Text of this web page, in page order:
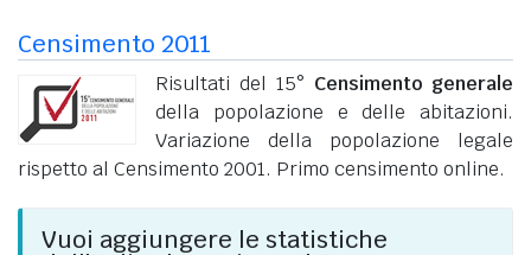
Censimento 2011
Risultati del 15° Censimento generale
della popolazione e delle abitazioni.
Variazione della popolazione legale
rispetto al Censimento 2001. Primo censimento online.
Vuoi aggiungere le statistiche